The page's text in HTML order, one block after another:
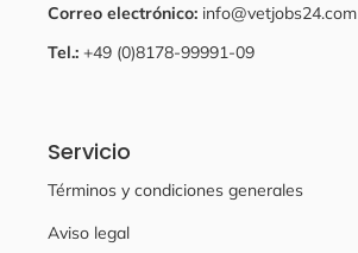
Correo electrónico: info@vetjobs24.com
Tel.: +49 (0)8178-99991-09
Servicio
Términos y condiciones generales
Aviso legal